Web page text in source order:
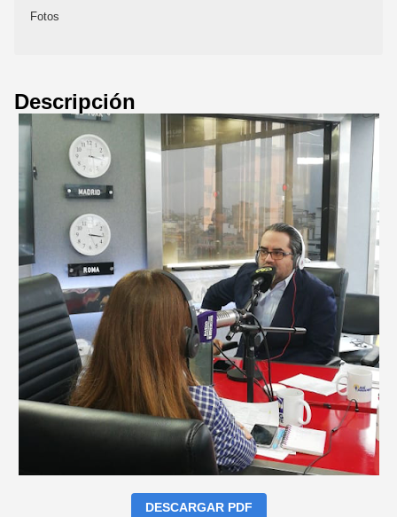
Fotos
Descripción
DESCARGAR PDF